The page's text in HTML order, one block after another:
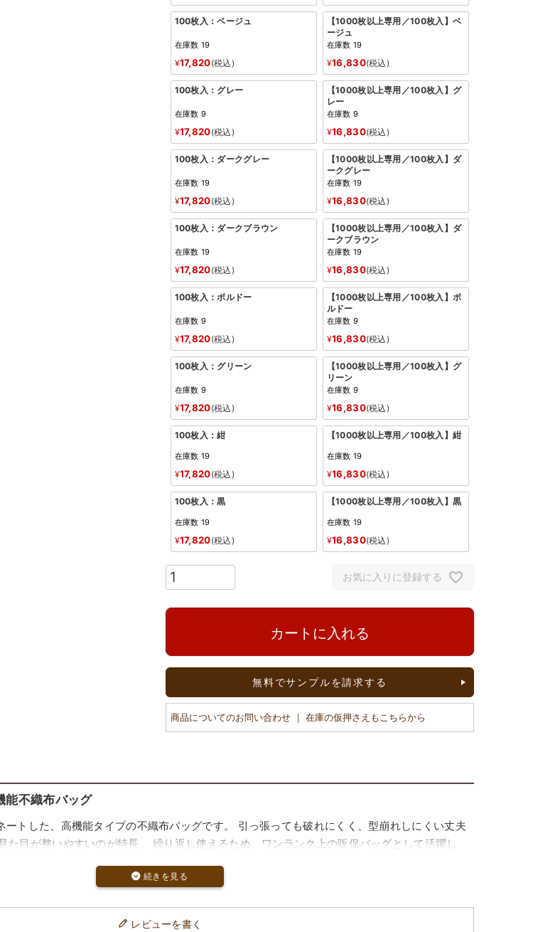
100枚入：ベージュ
在庫数 19
¥17,820 税込
【1000枚以上専用／100枚入】ベ
ージュ
在庫数 19
¥16,830 税込
100枚入：グレー
在庫数 9
¥17,820 税込
【1000枚以上専用／100枚入】グ
レー
在庫数 9
¥16,830 税込
100枚入：ダークグレー
在庫数 19
¥17,820 税込
【1000枚以上専用／100枚入】ダ
ークグレー
在庫数 19
¥16,830 税込
100枚入：ダークブラウン
在庫数 19
¥17,820 税込
【1000枚以上専用／100枚入】ダ
ークブラウン
在庫数 19
¥16,830 税込
100枚入：ボルドー
在庫数 9
¥17,820 税込
【1000枚以上専用／100枚入】ボ
ルドー
在庫数 9
¥16,830 税込
100枚入：グリーン
在庫数 9
¥17,820 税込
【1000枚以上専用／100枚入】グ
リーン
在庫数 9
¥16,830 税込
100枚入：紺
在庫数 19
¥17,820 税込
【1000枚以上専用／100枚入】紺
在庫数 19
¥16,830 税込
100枚入：黒
在庫数 19
¥17,820 税込
【1000枚以上専用／100枚入】黒
在庫数 19
¥16,830 税込
お気に入りに登録する
カートに入れる
無料でサンプルを請求する
商品についてのお問い合わせ ｜ 在庫の仮押さえもこちらから
能不織布バッグ
ートした、高機能タイプの不織布バッグです。 引っ張っても破れにくく、型崩れしにくい丈夫
た目が整いやすいのが特長。 繰り返し使えるため、ワンランク上の販促バッグとして活躍し
レビューを書く